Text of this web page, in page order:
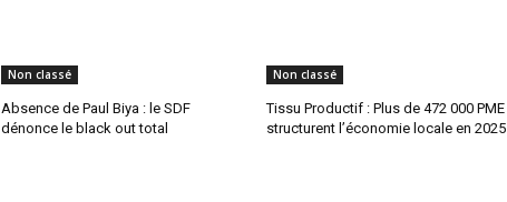
Non classé
Absence de Paul Biya : le SDF
dénonce le black out total
Non classé
Tissu Productif : Plus de 472 000 PME
structurent l’économie locale en 2025